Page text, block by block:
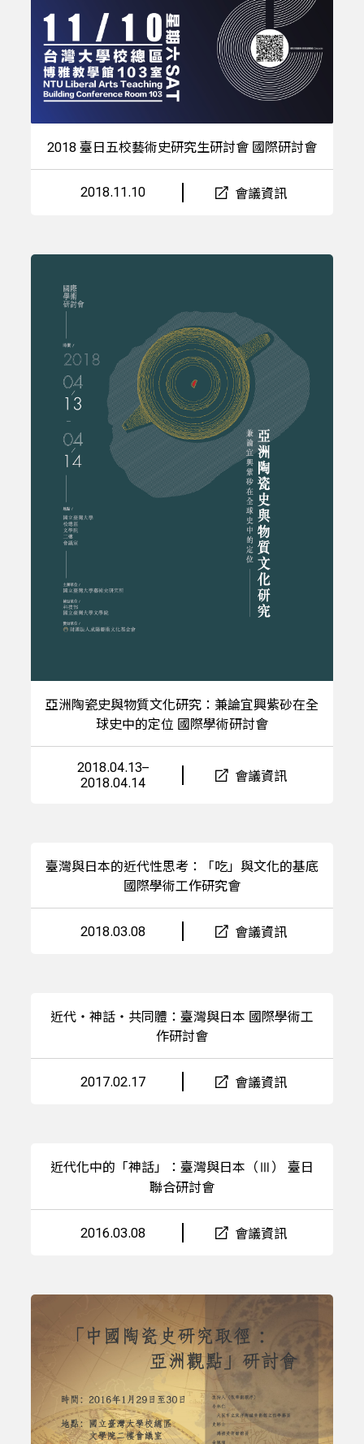
2018 臺日五校藝術史研究生研討會 國際研討會
2018.11.10 會議資訊
亞洲陶瓷史與物質文化研究：兼論宜興紫砂在全
球史中的定位 國際學術研討會
2018.04.13–
2018.04.14
會議資訊
臺灣與日本的近代性思考：「吃」與文化的基底
國際學術工作研究會
2018.03.08 會議資訊
近代・神話・共同體：臺灣與日本 國際學術工
作研討會
2017.02.17 會議資訊
近代化中的「神話」：臺灣與日本（Ⅲ） 臺日
聯合研討會
2016.03.08 會議資訊